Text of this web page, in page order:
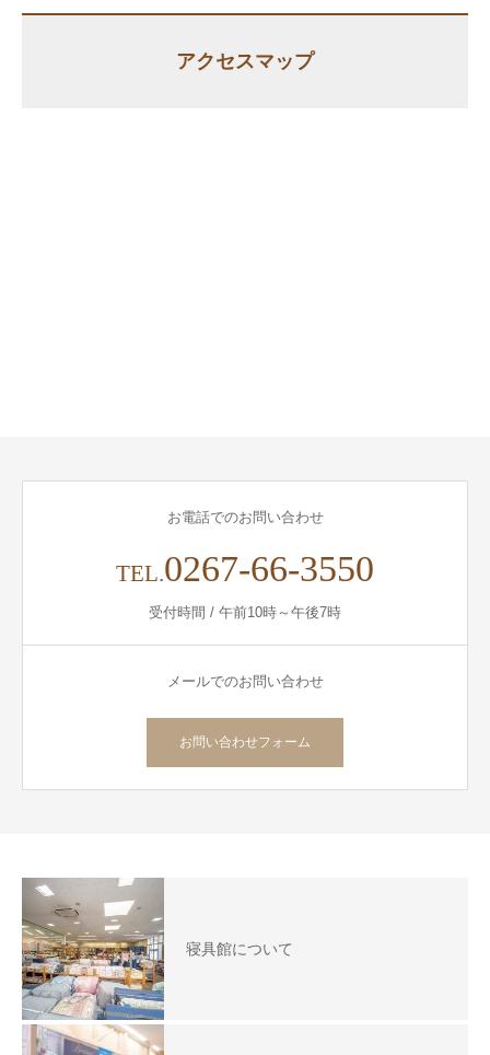
アクセスマップ
お電話でのお問い合わせ
TEL.0267-66-3550
受付時間 / 午前10時～午後7時
メールでのお問い合わせ
お問い合わせフォーム
寝具館について